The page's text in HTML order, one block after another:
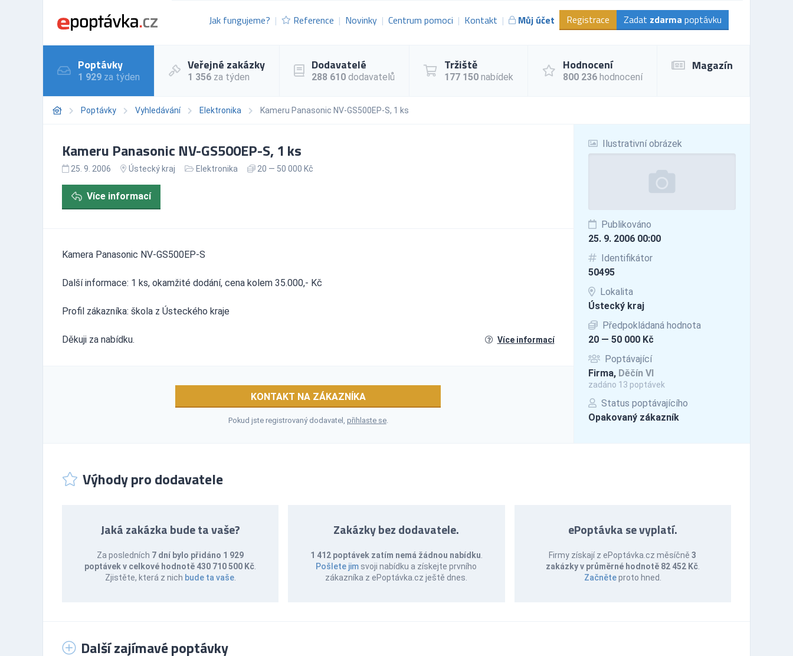
Jak fungujeme? Reference Novinky Centrum pomoci Kontakt Můj účet Registrace Zadat zdarma poptávku
Poptávky
1 929 za týden
Veřejné zakázky
1 356 za týden
Dodavatelé
288 610 dodavatelů
Tržiště
177 150 nabídek
Hodnocení
800 236 hodnocení
Magazín
Poptávky Vyhledávání Elektronika Kameru Panasonic NV-GS500EP-S, 1 ks
Ilustrativní obrázek
Publikováno
25. 9. 2006 00:00
Identifikátor
50495
Lokalita
Ústecký kraj
Předpokládaná hodnota
20 — 50 000 Kč
Poptávající
Firma, Děčín VI
zadáno 13 poptávek
Status poptávajícího
Opakovaný zákazník
Kameru Panasonic NV-GS500EP-S, 1 ks
25. 9. 2006 Ústecký kraj Elektronika 20 — 50 000 Kč
Více informací
Kamera Panasonic NV-GS500EP-S
Další informace: 1 ks, okamžité dodání, cena kolem 35.000,- Kč
Profil zákazníka: škola z Ústeckého kraje
Děkuji za nabídku. Více informací
KONTAKT NA ZÁKAZNÍKA
Pokud jste registrovaný dodavatel, přihlaste se.
Výhody pro dodavatele
Jaká zakázka bude ta vaše?
Za posledních 7 dní bylo přidáno 1 929
poptávek v celkové hodnotě 430 710 500 Kč
Zjistěte, která z nich bude ta vaše.
Zakázky bez dodavatele.
1 412 poptávek zatím nemá žádnou nabídku
Pošlete jim svoji nabídku a získejte prvního
zákazníka z ePoptávka.cz ještě dnes.
ePoptávka se vyplatí.
Firmy získají z ePoptávka.cz měsíčně3
zakázky v průměrné hodnotě 82 452 Kč.
Začněteproto hned.
Další zajímavé poptávky